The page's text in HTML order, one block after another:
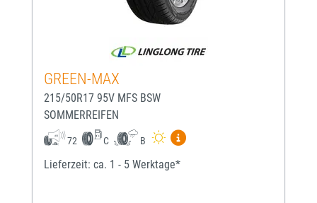
GREEN-MAX
215/50R17 95V MFS BSW
SOMMERREIFEN
72 C B
Mehr Informationen zum
Lieferzeit: ca. 1 - 5 Werktage*